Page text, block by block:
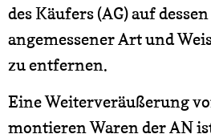
des Käufers (AG) auf
angemessener Art und
zu entfernen.
Eine Weiterveräußerung
montieren Waren der AN